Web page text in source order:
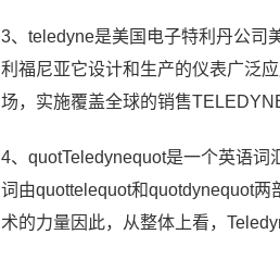
3、teledyne是美国电子特利丹公司
利福尼亚它设计和生产的仪表广泛
场，实施覆盖全球的销售
4、quotTeledynequot是一个英语词
词由quottelequot和quotdynequot
术的力量因此，从整体上看，